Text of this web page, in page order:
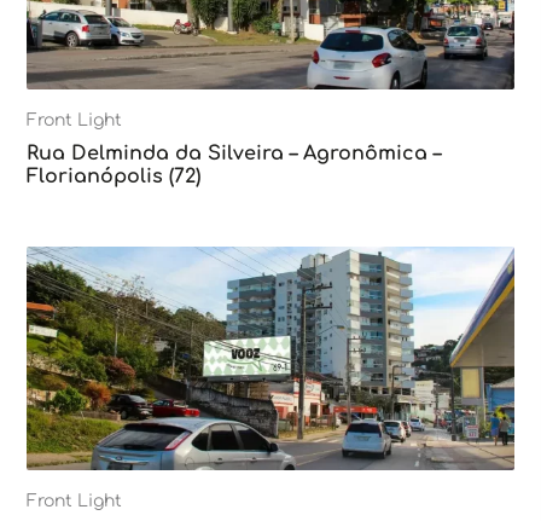
Front Light
Rua Delminda da Silveira – Agronômica –
Florianópolis (72)
Front Light